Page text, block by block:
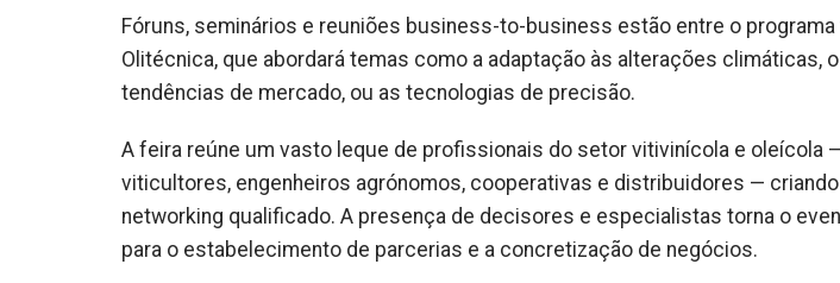
Fóruns, seminários e reuniões business-to-business estão entre o
Olitécnica, que abordará temas como a adaptação às alterações climáticas,
tendências de mercado, ou as tecnologias de precisão.
A feira reúne um vasto leque de profissionais do setor vitivinícola e oleícola
viticultores, engenheiros agrónomos, cooperativas e distribuidores —
networking qualificado. A presença de decisores e especialistas torna o
para o estabelecimento de parcerias e a concretização de negócios.